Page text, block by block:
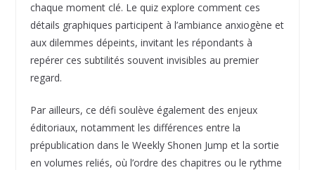
chaque moment clé. Le quiz explore comment ces
détails graphiques participent à l’ambiance anxiogène et
aux dilemmes dépeints, invitant les répondants à
repérer ces subtilités souvent invisibles au premier
regard.
Par ailleurs, ce défi soulève également des enjeux
éditoriaux, notamment les différences entre la
prépublication dans le Weekly Shonen Jump et la sortie
en volumes reliés, où l’ordre des chapitres ou le rythme